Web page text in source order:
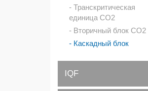
Транскритическая
единица CO2
Вторичный блок CO2
Каскадный блок
IQF